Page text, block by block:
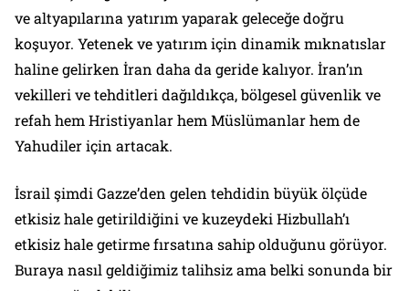
ve altyapılarına yatırım yaparak geleceğe doğru
koşuyor. Yetenek ve yatırım için dinamik mıknatıslar
haline gelirken İran daha da geride kalıyor. İran’ın
vekilleri ve tehditleri dağıldıkça, bölgesel güvenlik ve
refah hem Hristiyanlar hem Müslümanlar hem de
Yahudiler için artacak.
İsrail şimdi Gazze’den gelen tehdidin büyük ölçüde
etkisiz hale getirildiğini ve kuzeydeki Hizbullah’ı
etkisiz hale getirme fırsatına sahip olduğunu görüyor.
Buraya nasıl geldiğimiz talihsiz ama belki sonunda bir